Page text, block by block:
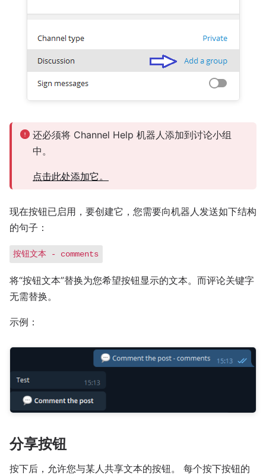
还必须将 Channel Help 机器人添加到讨论小组
中。
点击此处添加它。
现在按钮已启用，要创建它，您需要向机器人发送如下结构
的句子：
按钮文本 - comments
将“按钮文本”替换为您希望按钮显示的文本。而评论关键字
无需替换。
示例：
分享按钮
按下后，允许您与某人共享文本的按钮。 每个按下按钮的